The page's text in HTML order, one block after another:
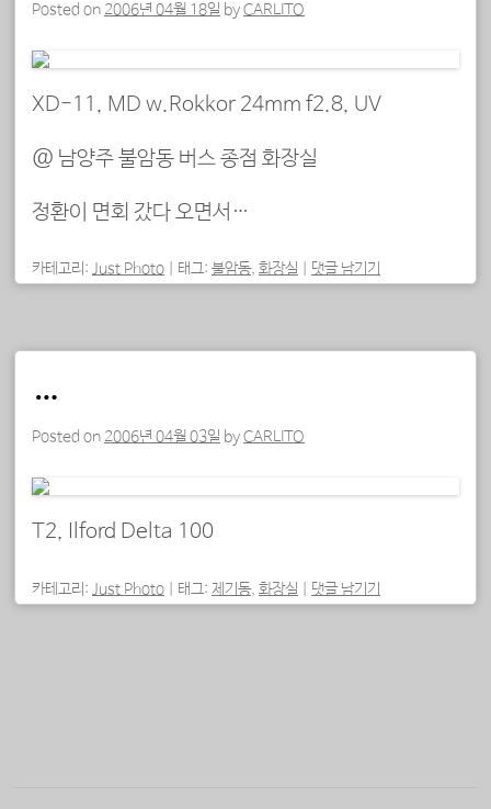
Posted on 2006년 04월 18일 byCARLITO
XD-11, MD w.Rokkor 24mm f2.8, UV
@ 남양주 불암동 버스 종점 화장실
정환이 면회 갔다 오면서…
카테고리: Just Photo 태그: 불암동, 화장실 댓글 남기기
…
Posted on 2006년 04월 03일 byCARLITO
T2, Ilford Delta 100
카테고리: Just Photo 태그: 제기동, 화장실 댓글 남기기